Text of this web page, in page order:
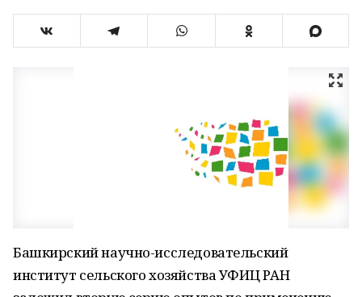
Башкирский научно-исследовательский
институт сельского хозяйства УФИЦ РАН